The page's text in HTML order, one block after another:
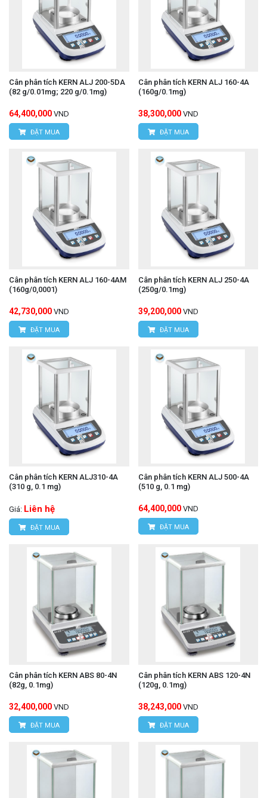
Cân phân tích KERN ALJ 200-5DA
(82 g/0.01mg; 220 g/0.1mg)
64,400,000 VND
ĐẶT MUA
Cân phân tích KERN ALJ 160-4A
(160g/0.1mg)
38,300,000 VND
ĐẶT MUA
Cân phân tích KERN ALJ 160-4AM
(160g/0,0001)
42,730,000 VND
ĐẶT MUA
Cân phân tích KERN ALJ 250-4A
(250g/0.1mg)
39,200,000 VND
ĐẶT MUA
Cân phân tích KERN ALJ310-4A
(310 g, 0.1 mg)
Giá: Liên hệ
ĐẶT MUA
Cân phân tích KERN ALJ 500-4A
(510 g, 0.1 mg)
64,400,000 VND
ĐẶT MUA
Cân phân tích KERN ABS 80-4N
(82g, 0.1mg)
32,400,000 VND
ĐẶT MUA
Cân phân tích KERN ABS 120-4N
(120g, 0.1mg)
38,243,000 VND
ĐẶT MUA